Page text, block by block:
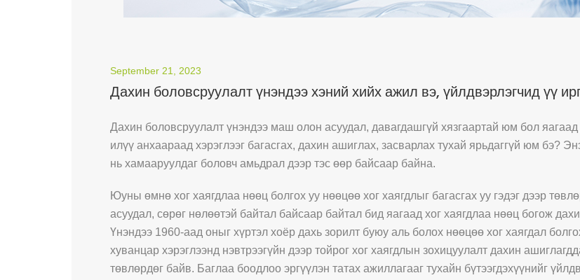
September 21, 2023
Дахин боловсруулалт үнэндээ хэний хийх ажил вэ, үйлдвэрлэгчид үү
Дахин боловсруулалт үнэндээ маш олон асуудал, давагдашгүй хязгаартай юм бол
илүү анхаараад хэрэглээг багасгах, дахин ашиглах, засварлах тухай ярьдаггүй юм бэ?
нь хамааруулдаг боловч амьдрал дээр тэс өөр байсаар байна.
Юуны өмнө хог хаягдлаа нөөц болгох уу нөөцөө хог хаягдлыг багасгах уу гэдэг дээр
асуудал, сөрөг нөлөөтэй байтал байсаар байтал бид яагаад хог хаягдлаа нөөц богож
Үнэндээ 1960-аад оныг хүртэл хоёр дахь зорилт буюу аль болох нөөцөө хог хаягдал
хуванцар хэрэглээнд нэвтрээгүйн дээр тойрог хог хаягдлын зохицуулалт дахин
төвлөрдөг байв. Баглаа боодлоо эргүүлэн татах ажиллагааг тухайн бүтээгдэхүүнийг